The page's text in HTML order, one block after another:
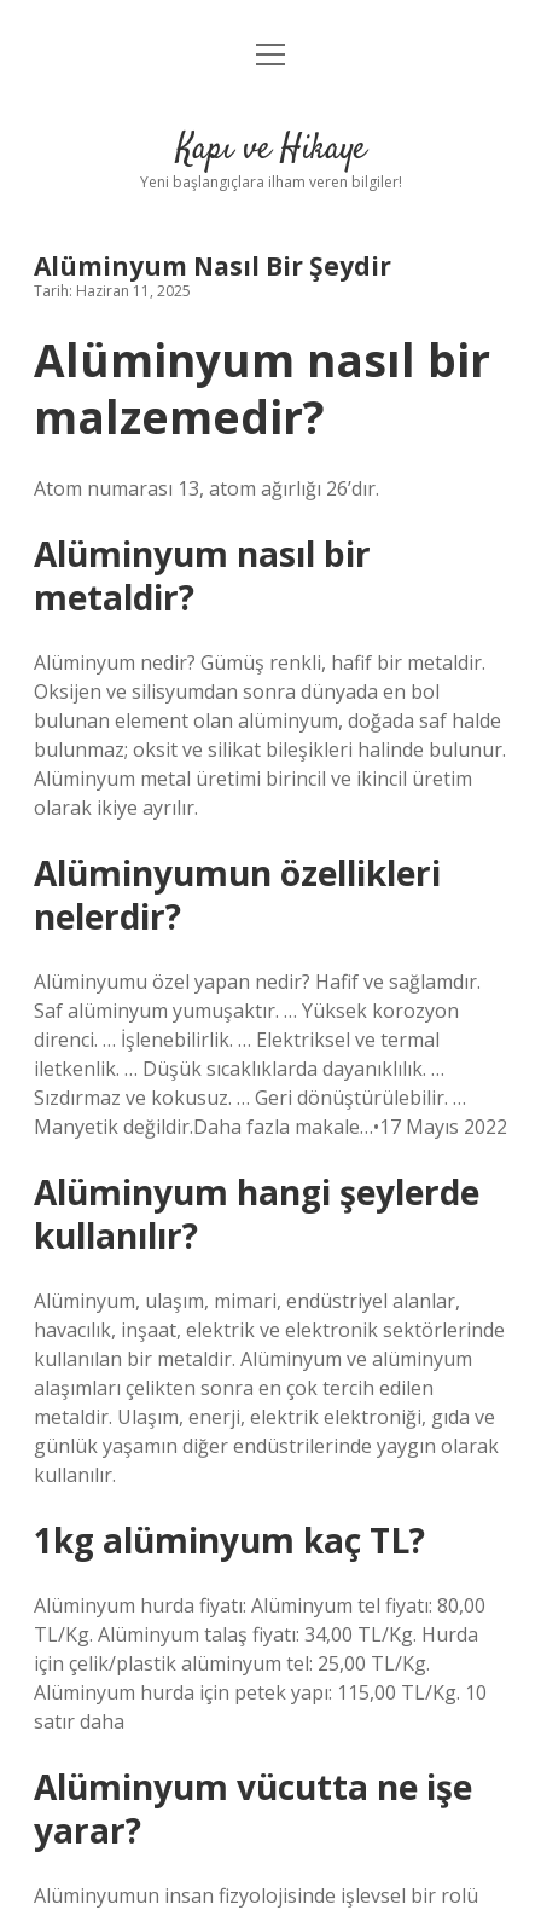
Anasayfa
Yasal Uyarı
menüyü
Kapı ve Hikaye
Yeni başlangıçlara ilham veren bilgiler!
Alüminyum Nasıl Bir Şeydir
Tarih: Haziran 11, 2025
Alüminyum nasıl bir
malzemedir?
Atom numarası 13, atom ağırlığı 26’dır.
Alüminyum nasıl bir
metaldir?
Alüminyum nedir? Gümüş renkli, hafif bir metaldir.
Oksijen ve silisyumdan sonra dünyada en bol
bulunan element olan alüminyum, doğada saf halde
bulunmaz; oksit ve silikat bileşikleri halinde bulunur.
Alüminyum metal üretimi birincil ve ikincil üretim
olarak ikiye ayrılır.
Alüminyumun özellikleri
nelerdir?
Alüminyumu özel yapan nedir? Hafif ve sağlamdır.
Saf alüminyum yumuşaktır. … Yüksek korozyon
direnci. … İşlenebilirlik. … Elektriksel ve termal
iletkenlik. … Düşük sıcaklıklarda dayanıklılık. …
Sızdırmaz ve kokusuz. … Geri dönüştürülebilir. …
Manyetik değildir.Daha fazla makale…•17 Mayıs 2022
Alüminyum hangi şeylerde
kullanılır?
Alüminyum, ulaşım, mimari, endüstriyel alanlar,
havacılık, inşaat, elektrik ve elektronik sektörlerinde
kullanılan bir metaldir. Alüminyum ve alüminyum
alaşımları çelikten sonra en çok tercih edilen
metaldir. Ulaşım, enerji, elektrik elektroniği, gıda ve
günlük yaşamın diğer endüstrilerinde yaygın olarak
kullanılır.
1kg alüminyum kaç TL?
Alüminyum hurda fiyatı: Alüminyum tel fiyatı: 80,00
TL/Kg. Alüminyum talaş fiyatı: 34,00 TL/Kg. Hurda
için çelik/plastik alüminyum tel: 25,00 TL/Kg.
Alüminyum hurda için petek yapı: 115,00 TL/Kg. 10
satır daha
Alüminyum vücutta ne işe
yarar?
Alüminyumun insan fizyolojisinde işlevsel bir rolü